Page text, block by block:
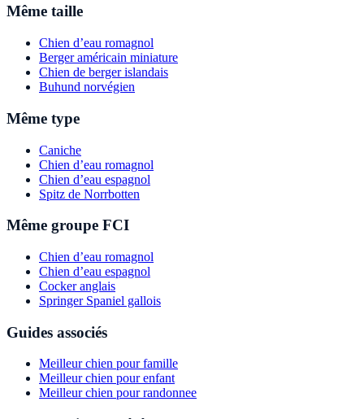
Même taille
Chien d’eau romagnol
Berger américain miniature
Chien de berger islandais
Buhund norvégien
Même type
Caniche
Chien d’eau romagnol
Chien d’eau espagnol
Spitz de Norrbotten
Même groupe FCI
Chien d’eau romagnol
Chien d’eau espagnol
Cocker anglais
Springer Spaniel gallois
Guides associés
Meilleur chien pour famille
Meilleur chien pour enfant
Meilleur chien pour randonnee